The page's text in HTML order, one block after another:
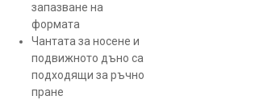
запазване на
формата
Чантата за носене и
подвижното дъно са
подходящи за ръчно
пране